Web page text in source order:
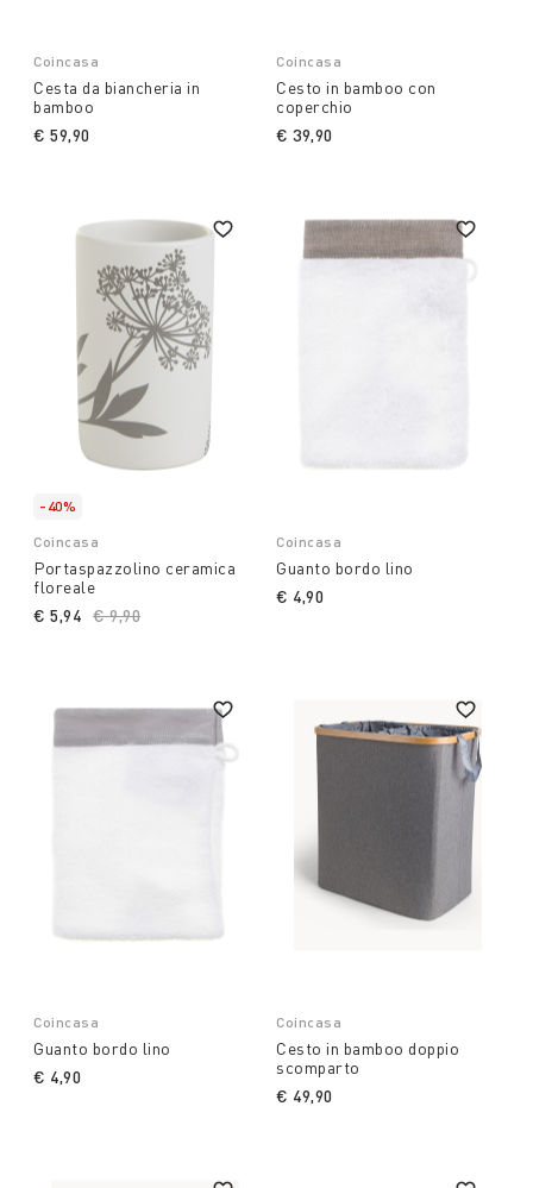
Coincasa
Cesta da biancheria in
bamboo
€ 59,90
Coincasa
Cesto in bamboo con
coperchio
€ 39,90
-40%
Coincasa
Portaspazzolino ceramica
floreale
Price reduced from
€ 9,90
€ 5,94
Coincasa
Guanto bordo lino
€ 4,90
Coincasa
Guanto bordo lino
€ 4,90
Coincasa
Cesto in bamboo doppio
scomparto
€ 49,90